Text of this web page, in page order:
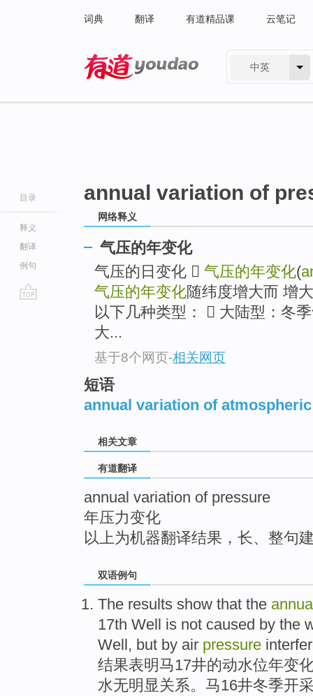
词典 翻译 有道精品课 云笔记
中英
目录
释义
翻译
例句
annual variation of
网络释义
气压的年变化
气压的日变化  气压的年变化(
气压的年变化随纬度增大而 增
以下几种类型：  大陆型：冬
大...
基于8个网页-相关网页
短语
annual variation of
相关文章
有道翻译
annual variation of pressure
年压力变化
以上为机器翻译结果，长、整句
双语例句
The results show that the
17th Well is not caused by the
Well, but by air pressure
结果表明马17井的动水位年变
水无明显关系。马16井冬季开